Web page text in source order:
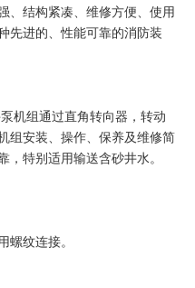
结构紧凑、维修方便、使用
先进的、性能可靠的消防装
机组通过直角转向器，转动
组安装、操作、保养及维修简
，特别适用输送含砂井水。
螺纹连接。